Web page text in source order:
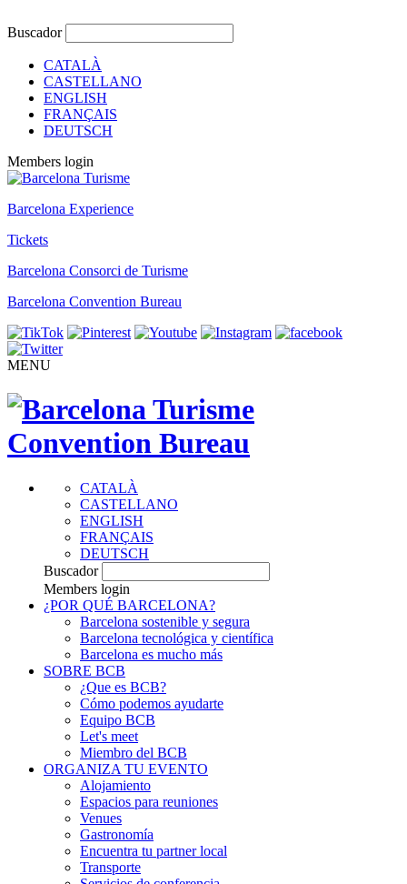
Buscador
CATALÀ
CASTELLANO
ENGLISH
FRANÇAIS
DEUTSCH
Members login
Barcelona Experience
Tickets
Barcelona Consorci de Turisme
Barcelona Convention Bureau
MENU
CATALÀ
CASTELLANO
ENGLISH
FRANÇAIS
DEUTSCH
Buscador
Members login
¿POR QUÉ BARCELONA?
Barcelona sostenible y segura
Barcelona tecnológica y científica
Barcelona es mucho más
SOBRE BCB
¿Que es BCB?
Cómo podemos ayudarte
Equipo BCB
Let's meet
Miembro del BCB
ORGANIZA TU EVENTO
Alojamiento
Espacios para reuniones
Venues
Gastronomía
Encuentra tu partner local
Transporte